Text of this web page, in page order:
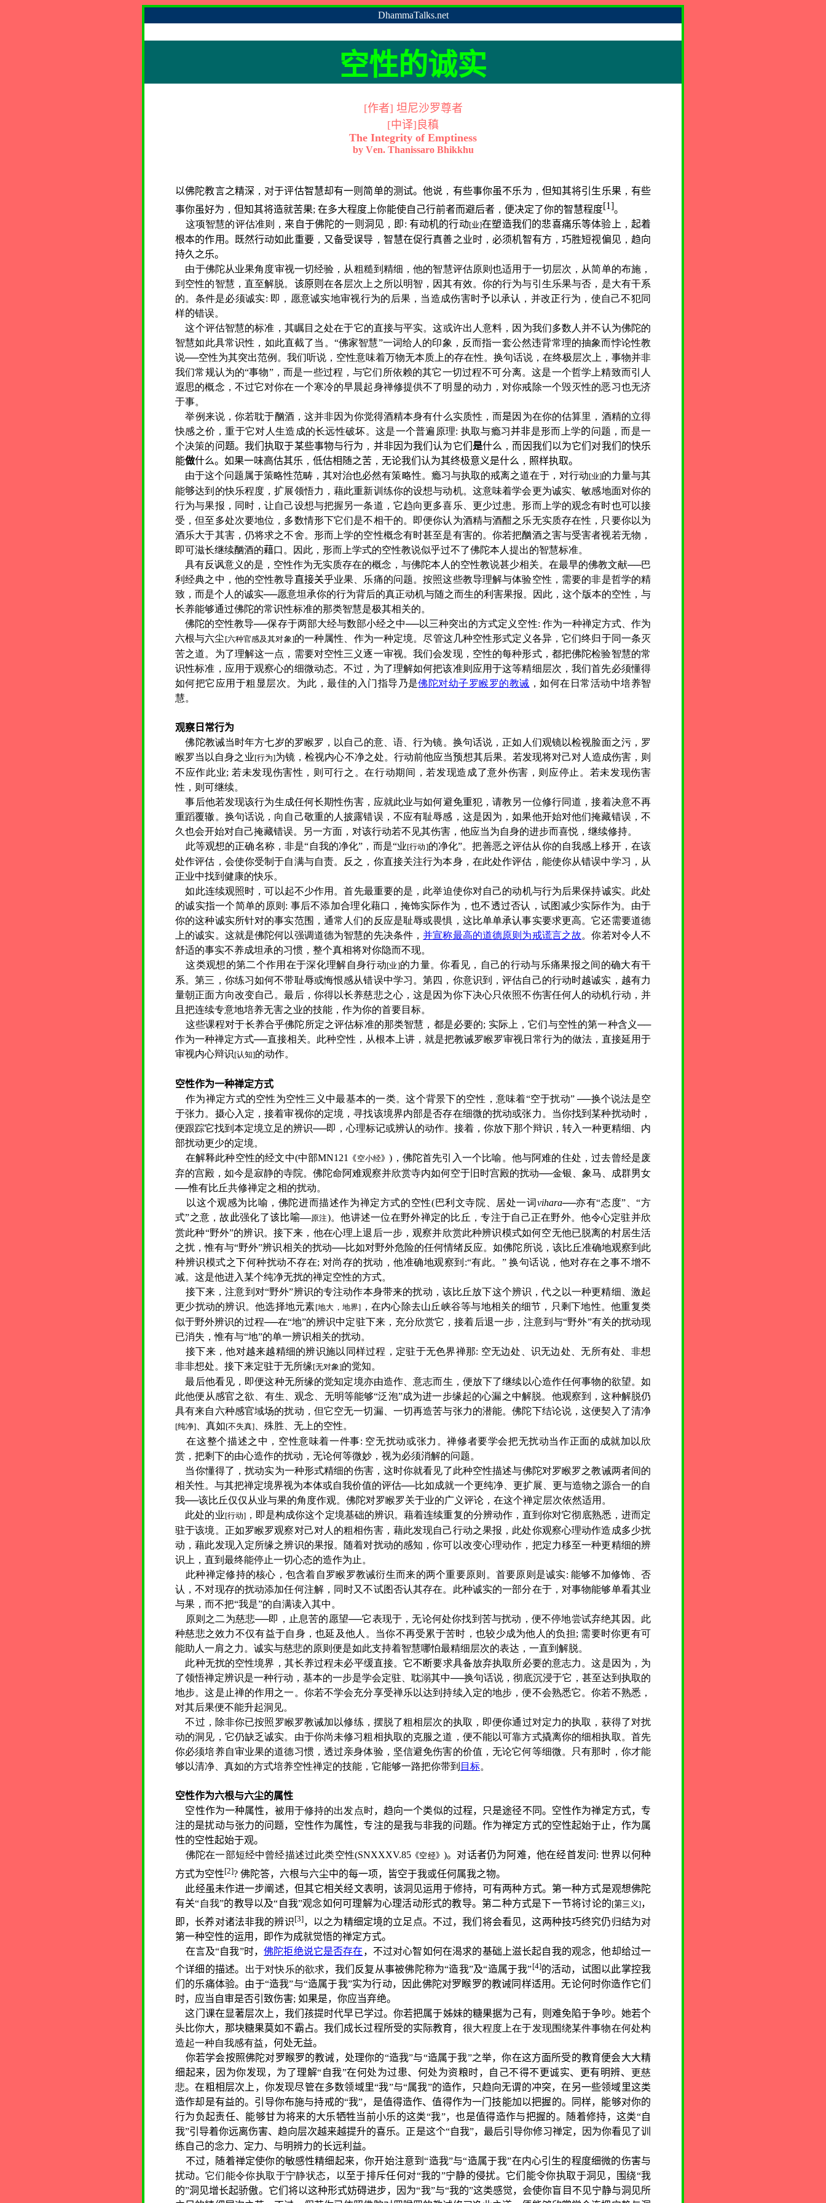
DhammaTalks.net
空性的诚实
[作者] 坦尼沙罗尊者
[中译]良稹
The Integrity of Emptiness
by Ven. Thanissaro Bhikkhu
以佛陀教言之精深 ， 对于评估智慧却有一则简单的测试。他说 ， 有些事你虽不乐为 ， 但知其将引生乐果 ， 有些
事你虽好为 ， 但知其将造就苦果; 在多大程度上你能使自己行前者而避后者 ， 便决定了你的智慧程度[1]。
这项智慧的评估准则， 来自于佛陀的一则洞见 ， 即: 有动机的行动[业]在塑造我们的悲喜痛乐等体验上 ， 起着
根本的作用。既然行动如此重要， 又备受误导 ， 智慧在促行真善之业时 ，必须机智有方 ，巧胜短视偏见 ， 趋向
持久之乐。
由于佛陀从业果角度审视一切经验，从粗糙到精细，他的智慧评估原则也适用于一切层次，从简单的布施，
到空性的智慧，直至解脱。 该原则 在各层次上之所以明智，因其有效。你的行为与引生乐果与否，是大有干系
的。条件是必须诚实: 即，愿意诚实地审视行为的后果，当造成伤害时予以承认，并改正行为，使自己不犯同
样的错误。
这个评估智慧的标准，其瞩目之处在于它的直接与平实。这或许出人意料，因为我们多数人并不认为佛陀的
智慧如此具常识性，如此直截了当。“佛家智慧”一词给人的印象，反而指一套公然违背常理的抽象而悖论性教
说──空性为其突出范例。我们听说，空性意味着万物无本质上的存在性。换句话说，在终极层次上，事物并非
我们常规认为的“事物”，而是一些过程，与它们所依赖的其它一切过程不可分离。这是一个哲学上精致而引人
遐思的概念，不过它对你在一个寒冷的早晨起身禅修提供不了明显的动力，对你戒除一个毁灭性的恶习也无济
于事。
举例来说，你若耽于酗酒，这并非因为你觉得酒精本身有什么实质性，而是因为在你的估算里，酒精的立得
快感之价，重于它对人生造成的长远性破坏。这是一个普遍原理: 执取与瘾习并非是形而上学的问题，而是一
个决策的问题。我们执取于某些事物与行为 ， 并非因为我们认为它们 是什么 ， 而因我们以为它们对我们的快乐
能做什么。如果一味高估其乐 ， 低估相随之苦 ， 无论我们认为其终极意义是什么 ， 照样执取。
由于这个问题属于策略性范畴，其对治也必然有策略性。瘾习与执取的戒离之道在于，对行动[业]的力量与其
能够达到的快乐程度，扩展领悟力，藉此重新训练你的设想与动机。这意味着学会更为诚实、敏感地面对你的
行为与果报，同时，让自己设想与把握另一条道，它趋向更多喜乐、更少过患。形而上学的观念有时也可以接
受，但至多处次要地位，多数情形下它们是不相干的。即便你认为酒精与酒酣之乐无实质存在性，只要你以为
酒乐大于其害，仍将求之不舍。形而上学的空性概念有时甚至是有害的。你若把酗酒之害与受害者视若无物，
即可滋长继续酗酒的藉口。因此，形而上学式的空性教说似乎过不了佛陀本人提出的智慧标准。
具有反讽意义的是，空性作为无实质存在的概念，与佛陀本人的空性教说甚少相关。在最早的佛教文献──巴
利经典之中，他的空性教导直接关乎业果、乐痛的问题。按照这些教导理解与体验空性，需要的非是哲学的精
致，而是个人的诚实──愿意坦承你的行为背后的真正动机与随之而生的利害果报。因此，这个版本的空性，与
长养能够通过佛陀的常识性标准的那类智慧是极其相关的。
佛陀的空性教导──保存于两部大经与数部小经之中──以三种突出的方式定义空性: 作为一种禅定方式、作为
六根与六尘 [六种官感及其对象]的一种属性、作为一种定境。尽管这几种空性形式定义各异，它们终归于同一条灭
苦之道。为了理解这一点，需要对空性三义逐一审视。我们会发现，空性的每种形式，都把佛陀检验智慧的常
识性标准，应用于观察心的细微动态。不过，为了理解如何把该准则应用于这等精细层次，我们首先必须懂得
如何把它应用于粗显层次。为此，最佳的入门指导乃是佛陀对幼子罗睺罗的教诫 ，如何在日常活动中培养智
慧。
观察日常行为
佛陀教诫当时年方七岁的罗睺罗，以自己的意、语、行为镜。换句话说，正如人们观镜以检视脸面之污，罗
睺罗当以自身之业[行为]为镜，检视内心不净之处。行动前他应当预想其后果。若发现将对己对人造成伤害，则
不应作此业; 若未发现伤害性，则可行之。在行动期间，若发现造成了意外伤害，则应停止。若未发现伤害
性，则可继续。
事后他若发现该行为生成任何长期性伤害，应就此业与如何避免重犯，请教另一位修行同道，接着决意不再
重蹈覆辙。换句话说，向自己敬重的人披露错误，不应有耻辱感，这是因为，如果他开始对他们掩藏错误，不
久也会开始对自己掩藏错误。另一方面，对该行动若不见其伤害，他应当为自身的进步而喜悦，继续修持。
此等观想的正确名称，非是“自我的净化”，而是“业[行动]的净化”。把善恶之评估从你的自我感上移开，在该
处作评估，会使你受制于自满与自责。反之，你直接关注行为本身，在此处作评估，能使你从错误中学习，从
正业中找到健康的快乐。
如此连续观照时，可以起不少作用。首先最重要的是，此举迫使你对自己的动机与行为后果保持诚实。此处
的诚实指一个简单的原则: 事后不添加合理化藉口，掩饰实际作为，也不透过否认，试图减少实际作为。由于
你的这种诚实所针对的事实范围，通常人们的反应是耻辱或畏惧，这比单单承认事实要求更高。它还需要道德
上的诚实。这就是佛陀何以强调道德为智慧的先决条件，并宣称最高的道德原则为戒谎言之故。你若对令人不
舒适的事实不养成坦承的习惯，整个真相将对你隐而不现。
这类观想的第二个作用在于深化理解自身行动[业]的力量。你看见，自己的行动与乐痛果报之间的确大有干
系。第三，你练习如何不带耻辱或悔恨感从错误中学习。第四，你意识到，评估自己的行动时越诚实，越有力
量朝正面方向改变自己。最后，你得以长养慈悲之心，这是因为你下决心只依照不伤害任何人的动机行动，并
且把连续专意地培养无害之业的技能，作为你的首要目标。
这些课程对于长养合乎佛陀所定之评估标准的那类智慧，都是必要的; 实际上，它们与空性的第一种含义──
作为一种禅定方式──直接相关。此种空性，从根本上讲，就是把教诫罗睺罗审视日常行为的做法，直接延用于
审视内心辩识[认知]的动作。
空性作为一种禅定方式
作为禅定方式的空性为空性三义中最基本的一类。这个背景下的空性，意味着“空于扰动” ──换个说法是空
于张力。摄心入定，接着审视你的定境，寻找该境界内部是否存在细微的扰动或张力。当你找到某种扰动时，
便跟踪它找到本定境立足的辨识──即，心理标记或辨认的动作。接着，你放下那个辩识，转入一种更精细、内
部扰动更少的定境。
在解释此种空性的经文中(中部MN121 《 空小经》 )，佛陀首先引入一个比喻。他与阿难的住处，过去曾经是废
弃的宫殿，如今是寂静的寺院。佛陀命阿难观察并欣赏寺内如何空于旧时宫殿的扰动──金银、象马、成群男女
──惟有比丘共修禅定之相的扰动。
以这个观感为比喻，佛陀进而描述作为禅定方式的空性(巴利文寺院、居处一词vihara──亦有“态度”、“方
式”之意，故 此强化了该比喻──原注)。他讲述一位在野外禅定的比丘，专注于自己正在野外。他令心定驻并欣
赏此种“野外”的辨识。接下来，他在心理上退后一步，观察并欣赏此种辨识模式如何空无他已脱离的村居生活
之扰，惟有与“野外”辨识相关的扰动──比如对野外危险的任何情绪反应。如佛陀所说，该比丘准确地观察到此
种辨识模式之下何种扰动不存在; 对尚存的扰动，他准确地观察到:“有此。” 换句话说，他对存在之事不增不
减。这是他进入某个纯净无扰的禅定空性的方式。
接下来，注意到对“野外”辨识的专注动作本身带来的扰动，该比丘放下这个辨识，代之以一种更精细、激起
更少扰动的辨识。他选择地元素[地大，地界] ，在内心除去山丘峡谷等与地相关的细节，只剩下地性。他重复类
似于野外辨识的过程──在“地”的辨识中定驻下来，充分欣赏它，接着后退一步，注意到与“野外”有关的扰动现
已消失，惟有与“地”的单一辨识相关的扰动。
接下来，他对越来越精细的辨识施以同样过程，定驻于无色界禅那: 空无边处、识无边处、无所有处、非想
非非想处。接下来定驻于无所缘[无对象]的觉知。
最后他看见，即便这种无所缘的觉知定境亦由造作、意志而生，便放下了继续以心造作任何事物的欲望。如
此他便从感官之欲、有生、观念、无明等能够“泛泡”成为进一步缘起的心漏之中解脱。他观察到，这种解脱仍
具有来自六种感官域场的扰动，但它空无一切漏、一切再造苦与张力的潜能。佛陀下结论说，这便契入了清净
[纯净] 、真如[不失真] 、殊胜、无上的空性。
在这整个描述之中，空性意味着一件事: 空无扰动或张力。禅修者要学会把无扰动当作正面的成就加以欣
赏，把剩下的由心造作的扰动，无论何等微妙，视为必须消解的问题。
当你懂得了，扰动实为一种形式精细的伤害，这时你就看见了此种空性描述与佛陀对罗睺罗之教诫两者间的
相关性。与其把禅定境界视为本体或自我价值的评估──比如成就一个更纯净、更扩展、更与造物之源合一的自
我──该比丘仅仅从业与果的角度作观。佛陀对罗睺罗关于业的广义评论，在这个禅定层次依然适用。
此处的业[行动]，即是构成你这个定境基础的辨识。藉着连续重复的分辨动作，直到你对它彻底熟悉，进而定
驻于该境。正如罗睺罗观察对己对人的粗相伤害，藉此发现自己行动之果报，此处你观察心理动作造成多少扰
动，藉此发现入定所缘之辨识的果报。随着对扰动的感知，你可以改变心理动作，把定力移至一种更精细的辨
识上，直到最终能停止一切心态的造作为止。
此种禅定修持的核心，包含着自罗睺罗教诫衍生而来的两个重要原则。首要原则是诚实: 能够不加修饰、否
认，不对现存的扰动添加任何注解，同时又不试图否认其存在。此种诚实的一部分在于，对事物能够单看其业
与果，而不把“我是”的自满读入其中。
原则之二为慈悲──即，止息苦的愿望──它表现于，无论何处你找到苦与扰动，便不停地尝试弃绝其因。此
种慈悲之效力不仅有益于自身，也延及他人。当你不再受累于苦时，也较少成为他人的负担; 需要时你更有可
能助人一肩之力。诚实与慈悲的原则便是如此支持着智慧哪怕最精细层次的表达，一直到解脱。
此种无扰的空性境界，其长养过程未必平缓直接。它不断要求具备放弃执取所必要的意志力。这是因为，为
了领悟禅定辨识是一种行动，基本的一步是学会定驻、耽溺其中──换句话说，彻底沉浸于它，甚至达到执取的
地步。这是止禅的作用之一。你若不学会充分享受禅乐以达到持续入定的地步，便不会熟悉它。你若不熟悉，
对其后果便不能升起洞见。
不过，除非你已按照罗睺罗教诫加以修练，摆脱了粗相层次的执取，即便你通过对定力的执取，获得了对扰
动的洞见，它仍缺乏诚实。由于你尚未修习粗相执取的克服之道，便不能以可靠方式撬离你的细相执取。首先
你必须培养自审业果的道德习惯，透过亲身体验，坚信避免伤害的价值，无论它何等细微。只有那时，你才能
够以清净、真如的方式培养空性禅定的技能，它能够一路把你带到 目标。
空性作为六根与六尘的属性
空性作为一种属性， 被用于修持的出发点时，趋向一个类似的过程，只是途径不同。空性作为禅定方式，专
注的是扰动与张力的问题，空性作为属性，专注的是我与非我的问题。作为禅定方式的空性起始于止，作为属
性的空性起始于观。
佛陀在一部短经中曾经描述过此类空性(SNXXXV.85 《空经》 )。对话者仍为阿难，他在经首发问 :世界以何种
方式为空性[2]? 佛陀答，六根与六尘中的每一项，皆空于我或任何属我之物。
此经虽未作进一步阐述，但其它相关经文表明，该洞见运用于修持，可有两种方式。第一种方式是观想佛陀
有关“自我”的教导以及“自我”观念如何可理解为心理活动形式的教导。第二种方式是下一节将讨论的[第三义]，
即，长养对诸法非我的辨识[3]，以之为精细定境的立足点。不过，我们将会看见，这两种技巧终究仍归结为对
第一种空性的运用，即作为成就觉悟的禅定方式。
在言及“自我”时，佛陀拒绝说它是否存在 ，不过对心智如何在渴求的基础上滋长起自我的观念，他却给过一
个详细的描述。 出于对快乐的欲求，我们反复从事被佛陀称为“造我”及“造属于我”[4]的活动，试图以此掌控我
们的乐痛体验。由于“造我”与“造属于我”实为行动，因此佛陀对罗睺罗的教诫同样适用。无论何时你造作它们
时，应当自审是否引致伤害; 如果是，你应当弃绝。
这门课在显著层次上，我们孩提时代早已学过。你若把属于姊妹的糖果据为己有，则难免陷于争吵。她若个
头比你大，那块糖果莫如不霸占。我们成长过程所受的实际教育， 很大程度上在于发现围绕某件事物在何处构
造起一种自我感有益，何处无益。
你若学会按照佛陀对罗睺罗的教诫，处理你的“造我”与“造属于我”之举，你在这方面所受的教育便会大大精
细起来，因为你发现，为了理解“自我”在何处为过患、何处为资粮时，自己不得不更诚实、更有明辨、 更慈
悲。在粗相层次上，你发现尽管在多数领域里“我”与“属我”的造作，只趋向无谓的冲突，在另一些领域里这类
造作却是有益的。引导你布施与持戒的“我”，是值得造作、值得作为一门技能加以把握的。同样，能够对你的
行为负起责任、能够甘为将来的大乐牺牲当前小乐的这类“我”，也是值得造作与把握的。随着修持，这类“自
我”引导着你远离伤害、趋向层次越来越提升的喜乐。正是这个“自我”，最后引导你修习禅定，因为你看见了训
练自己的念力、定力、与明辨力的长远利益。
不过，随着禅定使你的敏感性精细起来，你开始注意到“造我”与“造属于我”在内心引生的程度细微的伤害与
扰动。它们能令你执取于宁静状态，以至于排斥任何对“我的”宁静的侵扰。它们能令你执取于洞见，围绕“我
的”洞见增长起骄傲。它们将以这种形式妨碍进步，因为“我”与“我的”这类感觉，会使你盲目不见宁静与洞见所